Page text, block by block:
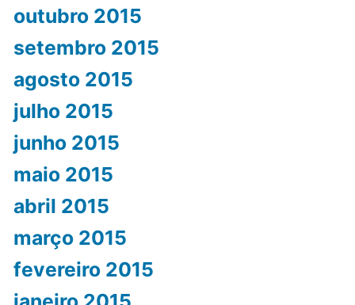
outubro 2015
setembro 2015
agosto 2015
julho 2015
junho 2015
maio 2015
abril 2015
março 2015
fevereiro 2015